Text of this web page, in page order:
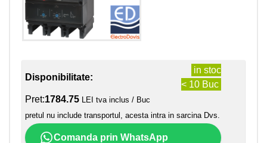
Disponibilitate:
in stoc
< 10 Buc
Pret:1784.75 LEI tva inclus / Buc
pretul nu include transportul, acesta intra in sarcina Dvs.
Comanda prin WhatsApp